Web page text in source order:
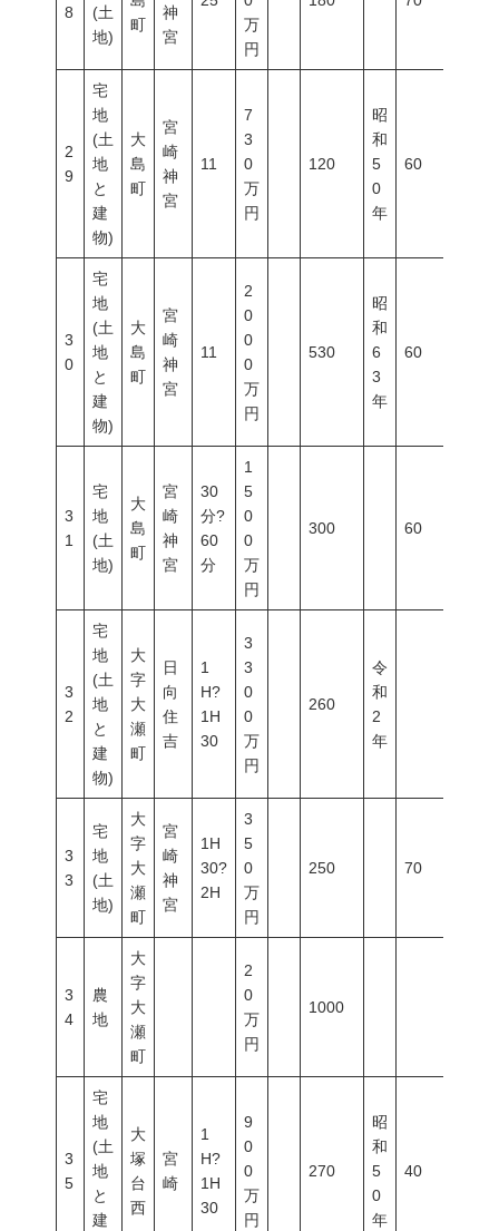
8
(土
地)
町
神
宮
万
円
2
9
宅
地
(土
地
と
建
物)
大
島
町
宮
崎
神
宮
11
7
3
0
万
円
120
昭
和
5
0
年
60
3
0
宅
地
(土
地
と
建
物)
大
島
町
宮
崎
神
宮
11
2
0
0
0
万
円
530
昭
和
6
3
年
60
3
1
宅
地
(土
地)
大
島
町
宮
崎
神
宮
30
分?
60
分
1
5
0
0
万
円
300 60
3
2
宅
地
(土
地
と
建
物)
大
字
大
瀬
町
日
向
住
吉
1
H?
1H
30
3
3
0
0
万
円
260
令
和
2
年
3
3
宅
地
(土
地)
大
字
大
瀬
町
宮
崎
神
宮
1H
30?
2H
3
5
0
万
円
250 70
3
4
農
地
大
字
大
瀬
町
2
0
万
円
1000
3
5
宅
地
(土
地
と
建
大
塚
台
西
宮
崎
1
H?
1H
30
9
0
0
万
円
270
昭
和
5
0
年
40